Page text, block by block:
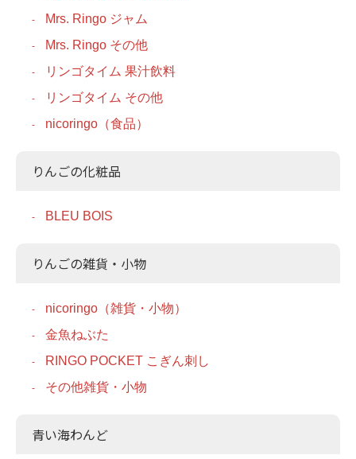
Mrs. Ringo ジャム
Mrs. Ringo その他
リンゴタイム 果汁飲料
リンゴタイム その他
nicoringo（食品）
りんごの化粧品
BLEU BOIS
りんごの雑貨・小物
nicoringo（雑貨・小物）
金魚ねぶた
RINGO POCKET こぎん刺し
その他雑貨・小物
青い海わんど